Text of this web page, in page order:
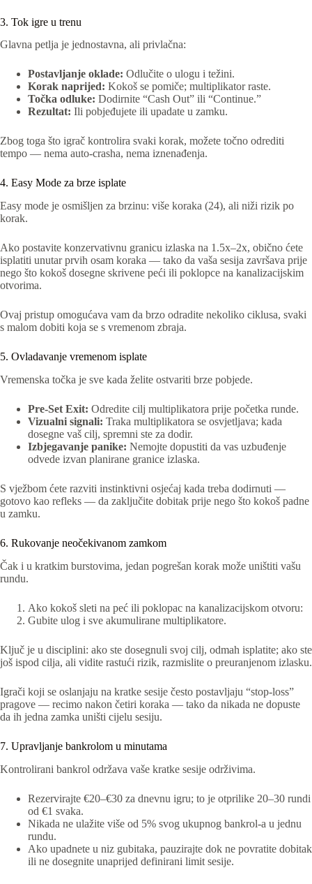
3. Tok igre u trenu
Glavna petlja je jednostavna, ali privlačna:
Postavljanje oklade: Odlučite o ulogu i težini.
Korak naprijed: Kokoš se pomiče; multiplikator raste.
Točka odluke: Dodirnite “Cash Out” ili “Continue.”
Rezultat: Ili pobjeđujete ili upadate u zamku.
Zbog toga što igrač kontrolira svaki korak, možete točno odrediti
tempo — nema auto‑crasha, nema iznenađenja.
4. Easy Mode za brze isplate
Easy mode je osmišljen za brzinu: više koraka (24), ali niži rizik po
korak.
Ako postavite konzervativnu granicu izlaska na 1.5x–2x, obično ćete
isplatiti unutar prvih osam koraka — tako da vaša sesija završava prije
nego što kokoš dosegne skrivene peći ili poklopce na kanalizacijskim
otvorima.
Ovaj pristup omogućava vam da brzo odradite nekoliko ciklusa, svaki
s malom dobiti koja se s vremenom zbraja.
5. Ovladavanje vremenom isplate
Vremenska točka je sve kada želite ostvariti brze pobjede.
Pre‑Set Exit: Odredite cilj multiplikatora prije početka runde.
Vizualni signali: Traka multiplikatora se osvjetljava; kada
dosegne vaš cilj, spremni ste za dodir.
Izbjegavanje panike: Nemojte dopustiti da vas uzbuđenje
odvede izvan planirane granice izlaska.
S vježbom ćete razviti instinktivni osjećaj kada treba dodirnuti —
gotovo kao refleks — da zaključite dobitak prije nego što kokoš padne
u zamku.
6. Rukovanje neočekivanom zamkom
Čak i u kratkim burstovima, jedan pogrešan korak može uništiti vašu
rundu.
Ako kokoš sleti na peć ili poklopac na kanalizacijskom otvoru:
Gubite ulog i sve akumulirane multiplikatore.
Ključ je u disciplini: ako ste dosegnuli svoj cilj, odmah isplatite; ako ste
još ispod cilja, ali vidite rastući rizik, razmislite o preuranjenom izlasku.
Igrači koji se oslanjaju na kratke sesije često postavljaju “stop‑loss”
pragove — recimo nakon četiri koraka — tako da nikada ne dopuste
da ih jedna zamka uništi cijelu sesiju.
7. Upravljanje bankrolom u minutama
Kontrolirani bankrol održava vaše kratke sesije održivima.
Rezervirajte €20–€30 za dnevnu igru; to je otprilike 20–30 rundi
od €1 svaka.
Nikada ne ulažite više od 5% svog ukupnog bankrol-a u jednu
rundu.
Ako upadnete u niz gubitaka, pauzirajte dok ne povratite dobitak
ili ne dosegnite unaprijed definirani limit sesije.